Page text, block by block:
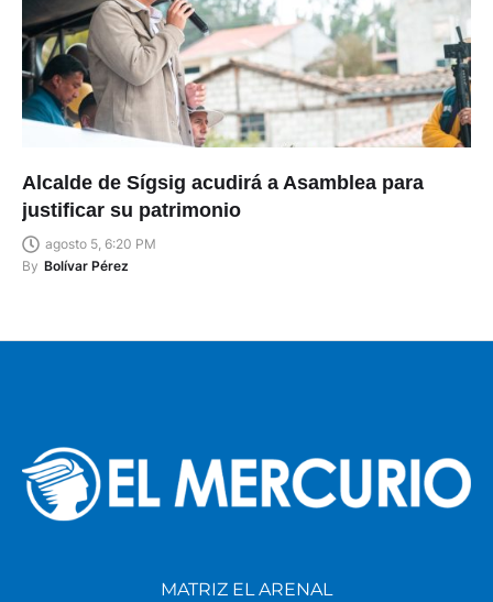
Alcalde de Sígsig acudirá a Asamblea para
justificar su patrimonio
agosto 5, 6:20 PM
By Bolívar Pérez
MATRIZ EL ARENAL